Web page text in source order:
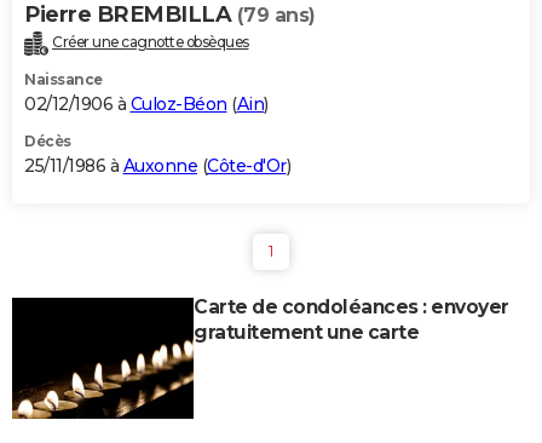
Pierre BREMBILLA (79 ans)
Créer une cagnotte obsèques
Naissance
02/12/1906 à Culoz-Béon (Ain)
Décès
25/11/1986 à Auxonne (Côte-d'Or)
1
Carte de condoléances : envoyer
gratuitement une carte